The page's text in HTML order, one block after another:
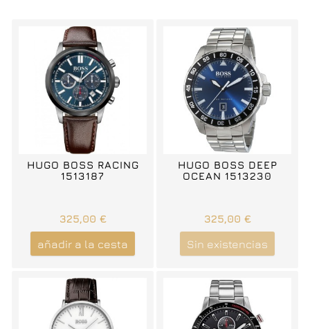
HUGO BOSS RACING
1513187
325,00 €
añadir a la cesta
HUGO BOSS DEEP
OCEAN 1513230
325,00 €
Sin existencias